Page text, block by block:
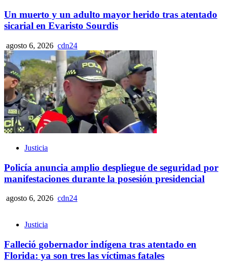
Un muerto y un adulto mayor herido tras atentado
sicarial en Evaristo Sourdis
agosto 6, 2026 cdn24
Justicia
Policía anuncia amplio despliegue de seguridad por
manifestaciones durante la posesión presidencial
agosto 6, 2026 cdn24
Justicia
Falleció gobernador indígena tras atentado en
Florida: ya son tres las víctimas fatales